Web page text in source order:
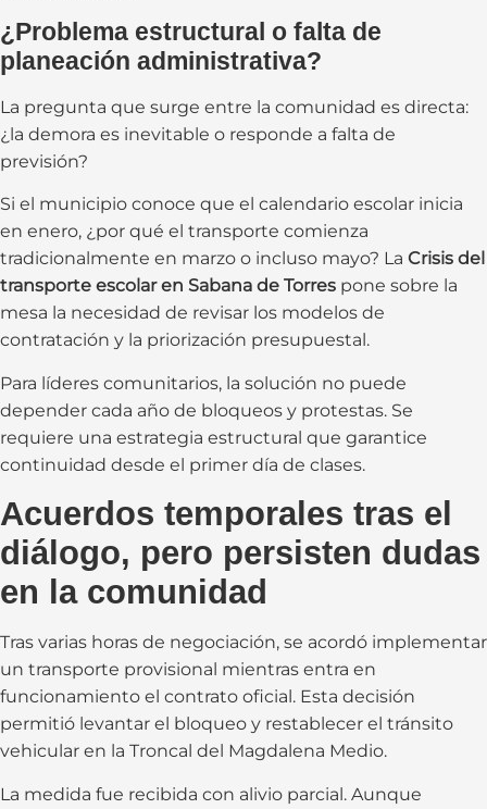
¿Problema estructural o falta de
planeación administrativa?
La pregunta que surge entre la comunidad es directa:
¿la demora es inevitable o responde a falta de
previsión?
Si el municipio conoce que el calendario escolar inicia
en enero, ¿por qué el transporte comienza
tradicionalmente en marzo o incluso mayo? La Crisis del
transporte escolar en Sabana de Torres pone sobre la
mesa la necesidad de revisar los modelos de
contratación y la priorización presupuestal.
Para líderes comunitarios, la solución no puede
depender cada año de bloqueos y protestas. Se
requiere una estrategia estructural que garantice
continuidad desde el primer día de clases.
Acuerdos temporales tras el
diálogo, pero persisten dudas
en la comunidad
Tras varias horas de negociación, se acordó implementar
un transporte provisional mientras entra en
funcionamiento el contrato oficial. Esta decisión
permitió levantar el bloqueo y restablecer el tránsito
vehicular en la Troncal del Magdalena Medio.
La medida fue recibida con alivio parcial. Aunque